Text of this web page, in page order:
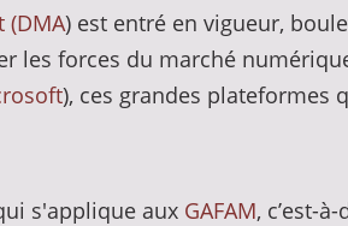
(DMA) est entré en vigueur,
les forces du marché
), ces grandes plateformes
s'applique aux GAFAM, c’est-